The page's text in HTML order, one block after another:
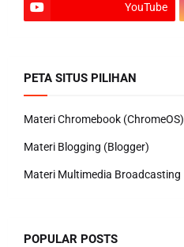
YouTube
PETA SITUS PILIHAN
Materi Chromebook (ChromeOS)
Materi Blogging (Blogger)
Materi Multimedia Broadcasting
POPULAR POSTS